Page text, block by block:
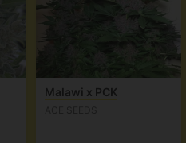
Malawi x PCK